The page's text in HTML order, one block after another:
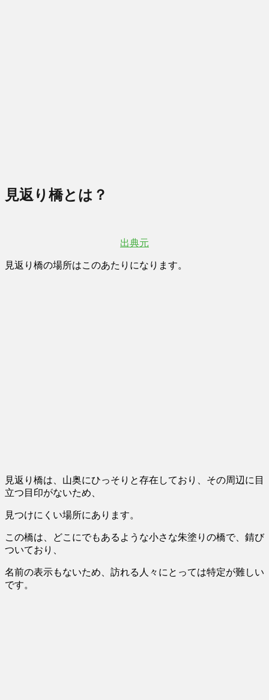
見返り橋とは？
出典元
見返り橋の場所はこのあたりになります。
見返り橋は、山奥にひっそりと存在しており、その周辺に目
立つ目印がないため、
見つけにくい場所にあります。
この橋は、どこにでもあるような小さな朱塗りの橋で、錆び
ついており、
名前の表示もないため、訪れる人々にとっては特定が難しい
です。